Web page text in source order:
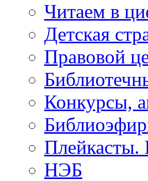
Читаем в
Детская
Правовой
Конкурсы,
Плейкасты.
НЭБ